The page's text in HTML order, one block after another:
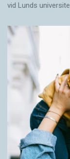
vid Lunds